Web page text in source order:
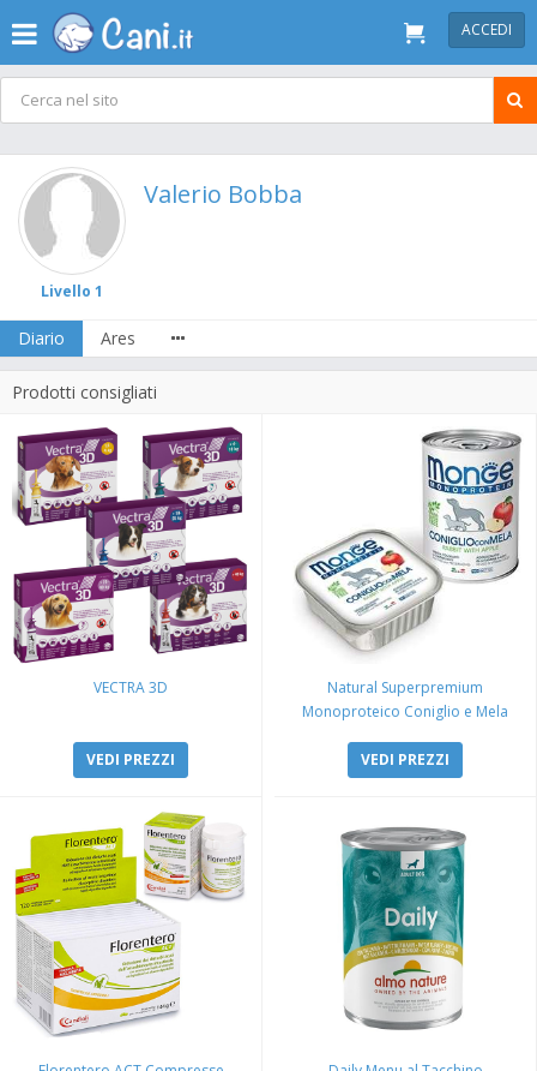
ACCEDI
Livello 1
Valerio Bobba
Diario Ares
Prodotti consigliati
VECTRA 3D
VEDI PREZZI
Natural Superpremium
Monoproteico Coniglio e Mela
VEDI PREZZI